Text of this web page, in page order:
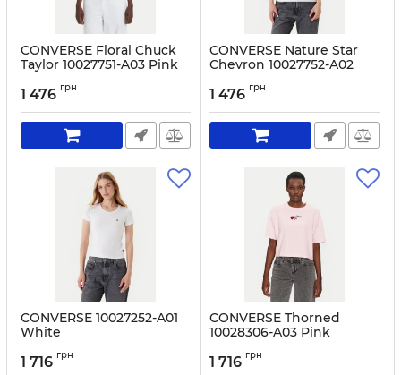
CONVERSE Floral Chuck
Taylor 10027751-A03 Pink
1 476 грн
CONVERSE Nature Star
Chevron 10027752-A02
Артикул:
1 476 грн
CONVERSE 10027252-A01
White
1 716 грн
CONVERSE Thorned
10028306-A03 Pink
1 716 грн